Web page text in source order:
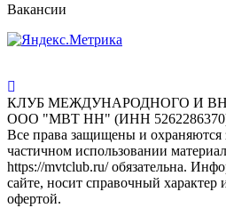
Вакансии
КЛУБ МЕЖДУНАРОДНОГО И
ООО "МВТ НН" (ИНН 5262286370)
Все права защищены и
частичном использовании
https://mvtclub.ru/ обязательна.
сайте, носит справочный характер
офертой.